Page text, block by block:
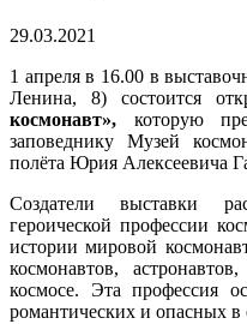
29.03.2021
1 апреля в 16.00 в
Ленина, 8) состоится
космонавт», которую
заповеднику Музей
полёта Юрия Алексеевича
Создатели выставки
героической профессии
истории мировой
космонавтов,
космосе. Эта профессия
романтических и опасных